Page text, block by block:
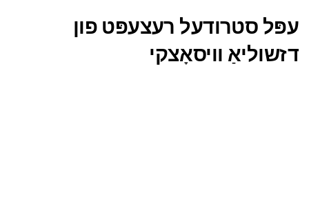
עפּל סטרודעל רעצעפּט פון
דזשוליאַ וויסאָצקי